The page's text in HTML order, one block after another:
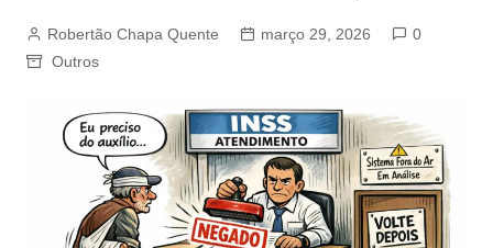
Robertão Chapa Quente março 29, 2026
0
Outros